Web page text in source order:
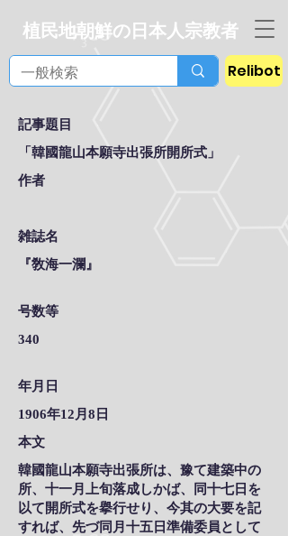
植民地朝鮮の日本人宗教者
Relibot
記事題目
「韓國龍山本願寺出張所開所式」
作者
雑誌名
『敎海一瀾』
号数等
340
年月日
1906年12月8日
本文
韓國龍山本願寺出張所は、豫て建築中の
所、十一月上旬落成しかば、同十七日を
以て開所式を擧行せり、今其の大要を記
すれば、先づ同月十五日準備委員として